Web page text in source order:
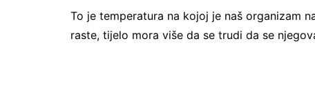
To je temperatura na kojoj je naš organizam
raste, tijelo mora više da se trudi da se